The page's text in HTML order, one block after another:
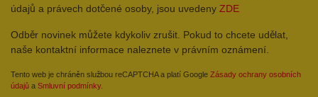
údajů a právech dotčené osoby, jsou uvedeny ZDE
Odběr novinek můžete kdykoliv zrušit. Pokud to chcete udělat,
naše kontaktní informace naleznete v právním oznámení.
Tento web je chráněn službou reCAPTCHA a platí Google Zásady ochrany osobních
údajů a Smluvní podmínky.